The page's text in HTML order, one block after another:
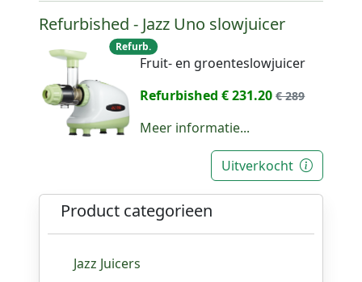
Refurbished - Jazz Uno slowjuicer
Refurb.
Fruit- en groenteslowjuicer
Refurbished € 231.20€ 289
Meer informatie...
Uitverkocht
Product categorieen
Jazz Juicers